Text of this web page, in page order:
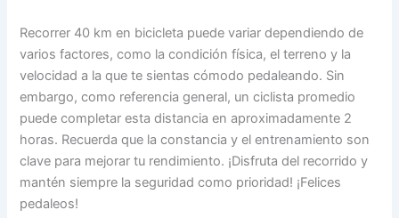
Recorrer 40 km en bicicleta puede variar dependiendo de
varios factores, como la condición física, el terreno y la
velocidad a la que te sientas cómodo pedaleando. Sin
embargo, como referencia general, un ciclista promedio
puede completar esta distancia en aproximadamente 2
horas. Recuerda que la constancia y el entrenamiento son
clave para mejorar tu rendimiento. ¡Disfruta del recorrido y
mantén siempre la seguridad como prioridad! ¡Felices
pedaleos!